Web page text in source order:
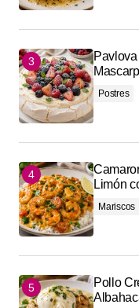
Postres
Limón
Mariscos
Pollo